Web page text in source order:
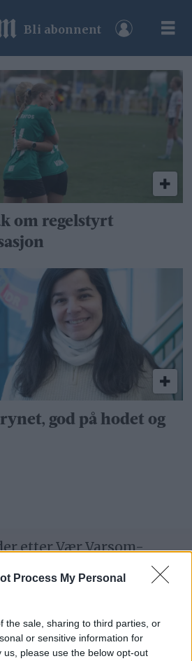
Process My Personal
the sale, sharing to third parties, or
or sensitive information for
please use the below opt-out
Bli abonnent
om regelstyrt
god på hodet og
etterVær Varsom-
til å ta kontakt